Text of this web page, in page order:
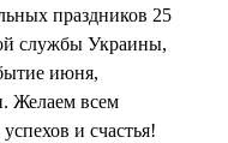
праздников 25
службы Украины,
июня,
Желаем всем
и счастья!